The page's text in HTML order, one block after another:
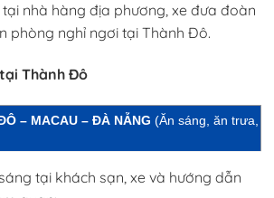
tại nhà hàng địa phương, xe đưa đoàn
phòng nghỉ ngơi tại Thành Đô.
Thành Đô
– MACAU – ĐÀ NẴNG (Ăn sáng, ăn trưa,
tại khách sạn, xe và hướng dẫn